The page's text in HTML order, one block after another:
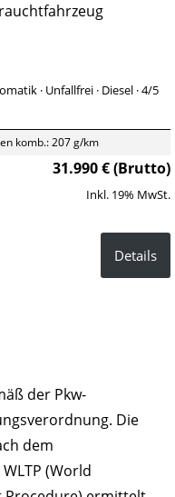
· Unfallfrei · Diesel · 4/5
komb.: 207 g/km
31.990 € (Brutto)
Inkl. 19% MwSt.
Details
der Pkw-
Die
dem
(World